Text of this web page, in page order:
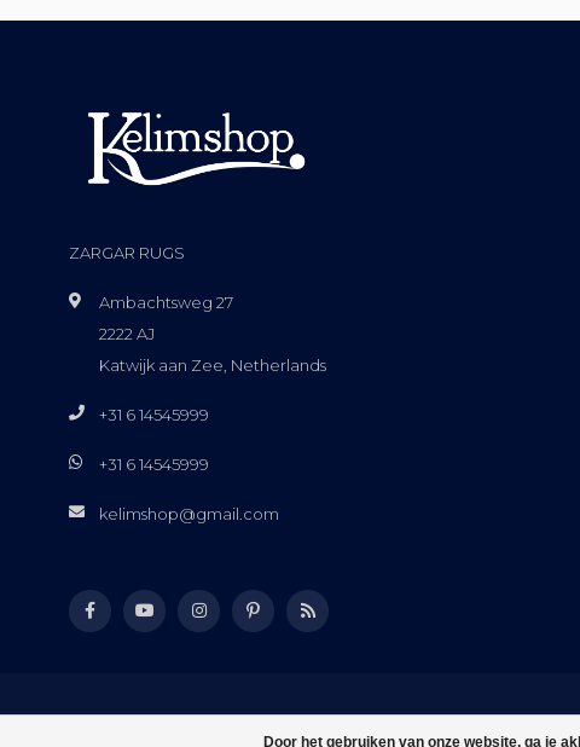
Door het gebruiken van onze website, ga je
ZARGAR RUGS
Ambachtsweg 27
2222 AJ
Katwijk aan Zee, Netherlands
+31 6 14545999
+31 6 14545999
kelimshop@gmail.com